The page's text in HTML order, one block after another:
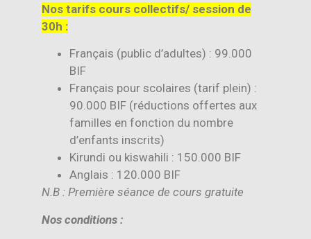
Nos tarifs cours collectifs/ session de
30h :
Français (public d’adultes) : 99.000
BIF
Français pour scolaires (tarif plein) :
90.000 BIF (réductions offertes aux
familles en fonction du nombre
d’enfants inscrits)
Kirundi ou kiswahili : 150.000 BIF
Anglais : 120.000 BIF
N.B : Première séance de cours gratuite
Nos conditions :